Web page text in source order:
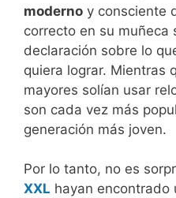
moderno y consciente
correcto en su muñeca
declaración sobre lo
quiera lograr. Mientras
mayores solían usar
son cada vez más
generación más joven.
Por lo tanto, no es
XXL hayan encontrado